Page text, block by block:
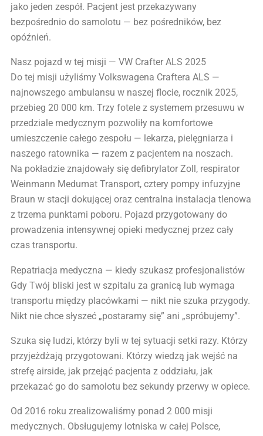
jako jeden zespół. Pacjent jest przekazywany
bezpośrednio do samolotu — bez pośredników, bez
opóźnień.
Nasz pojazd w tej misji — VW Crafter ALS 2025
Do tej misji użyliśmy Volkswagena Craftera ALS —
najnowszego ambulansu w naszej flocie, rocznik 2025,
przebieg 20 000 km. Trzy fotele z systemem przesuwu w
przedziale medycznym pozwoliły na komfortowe
umieszczenie całego zespołu — lekarza, pielęgniarza i
naszego ratownika — razem z pacjentem na noszach.
Na pokładzie znajdowały się defibrylator Zoll, respirator
Weinmann Medumat Transport, cztery pompy infuzyjne
Braun w stacji dokującej oraz centralna instalacja tlenowa
z trzema punktami poboru. Pojazd przygotowany do
prowadzenia intensywnej opieki medycznej przez cały
czas transportu.
Repatriacja medyczna — kiedy szukasz profesjonalistów
Gdy Twój bliski jest w szpitalu za granicą lub wymaga
transportu między placówkami — nikt nie szuka przygody.
Nikt nie chce słyszeć „postaramy się” ani „spróbujemy”.
Szuka się ludzi, którzy byli w tej sytuacji setki razy. Którzy
przyjeżdżają przygotowani. Którzy wiedzą jak wejść na
strefę airside, jak przejąć pacjenta z oddziału, jak
przekazać go do samolotu bez sekundy przerwy w opiece.
Od 2016 roku zrealizowaliśmy ponad 2 000 misji
medycznych. Obsługujemy lotniska w całej Polsce,